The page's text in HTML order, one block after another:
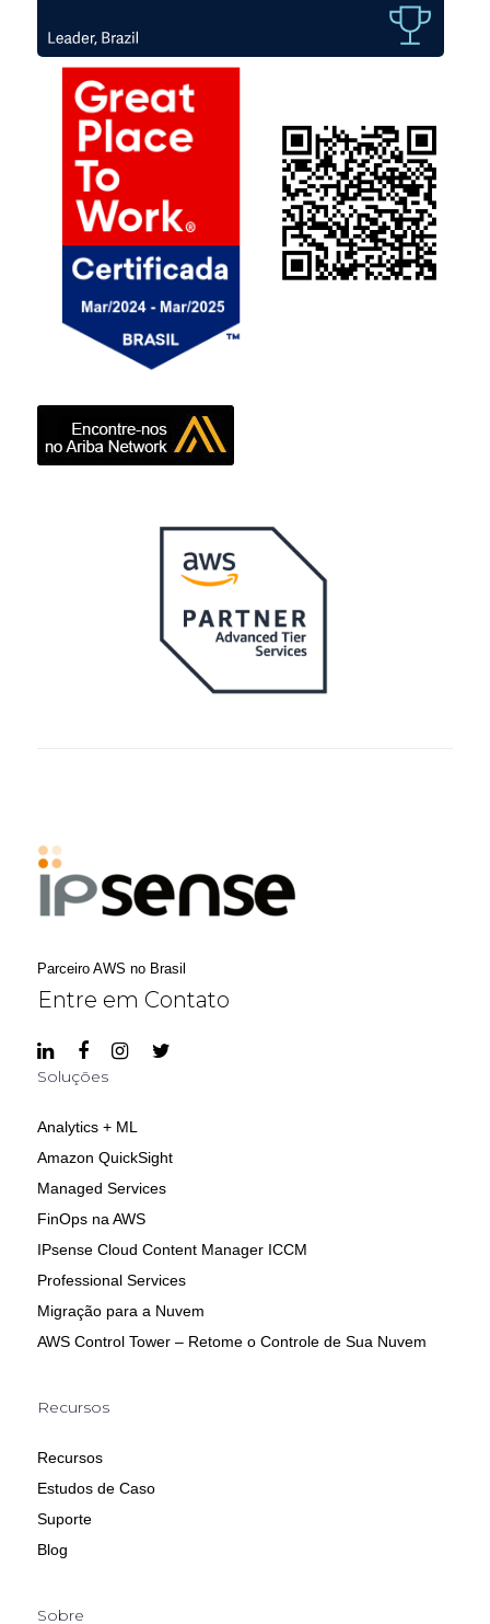
Parceiro AWS no Brasil
Entre em Contato
Soluções
Analytics + ML
Amazon QuickSight
Managed Services
FinOps na AWS
IPsense Cloud Content Manager ICCM
Professional Services
Migração para a Nuvem
AWS Control Tower – Retome o Controle de Sua Nuvem
Recursos
Recursos
Estudos de Caso
Suporte
Blog
Sobre